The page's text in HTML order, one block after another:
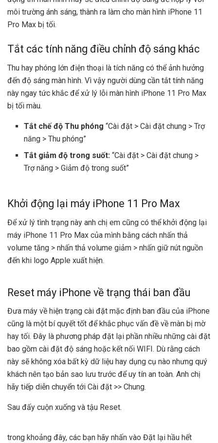
môi trường ánh sáng, thành ra làm cho màn hình iPhone 11
Pro Max bị tối.
Tắt các tính năng điều chỉnh độ sáng khác
Thu hay phóng lớn điện thoại là tích năng có thể ảnh hưởng
đến độ sáng màn hình. Vì vậy người dùng cần tắt tính năng
này ngay tức khắc để xử lý lỗi màn hình iPhone 11 Pro Max
bị tối màu.
Tắt chế độ Thu phóng “Cài đặt > Cài đặt chung > Trợ
năng > Thu phóng”
Tắt giảm độ trong suốt: “Cài đặt > Cài đặt chung >
Trợ năng > Giảm độ trong suốt”
Khởi động lại máy iPhone 11 Pro Max
Để xử lý tình trạng này anh chị em cũng có thể khởi động lại
máy iPhone 11 Pro Max của mình bằng cách nhấn thả
volume tăng > nhấn thả volume giảm > nhấn giữ nút nguồn
đến khi logo Apple xuất hiện.
Reset máy iPhone về trạng thái ban đầu
Đưa máy về hiện trạng cài đặt mặc định ban đầu của iPhone
cũng là một bí quyết tốt để khắc phục vấn đề về màn bị mờ
hay tối. Đây là phương pháp đặt lại phần nhiều những cài đặt
bao gồm cài đặt độ sáng hoặc kết nối WIFI. Dù rằng cách
này sẽ không xóa bất kỳ dữ liệu hay dụng cụ nào nhưng quý
khách nên tạo bản sao lưu trước để uy tín an toàn. Anh chị
hãy tiếp diễn chuyển tới Cài đặt >> Chung.
Sau đấy cuộn xuống và tậu Reset.
trong khoảng đây, các bạn hãy nhấn vào Đặt lại hầu hết